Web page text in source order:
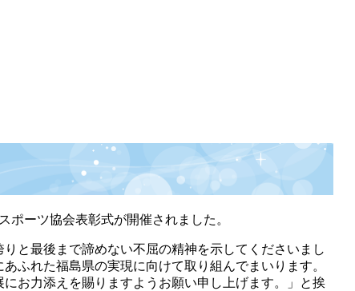
ーツ協会表彰式が開催されました。
と最後まで諦めない不屈の精神を示してくださいまし
ふれた福島県の実現に向けて取り組んでまいります。
お力添えを賜りますようお願い申し上げます。」と挨